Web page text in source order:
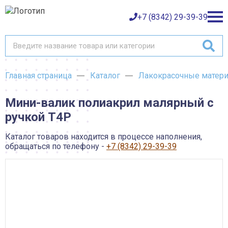
+7 (8342) 29-39-39
Каталог товаров
Баки и емкости АНИОН
Газовое оборудование
Детали трубопроводов и уплотнения
Запорная и регулирующая арматура
Инструмент
Контрольно-измерительные приборы и арматура
О компании
Оплата
Доставка
Главная страница Каталог Лакокрасочные
Мини-валик полиакрил малярный с
ручкой Т4Р
Каталог товаров находится в процессе наполнения,
обращаться по телефону - +7 (8342) 29-39-39